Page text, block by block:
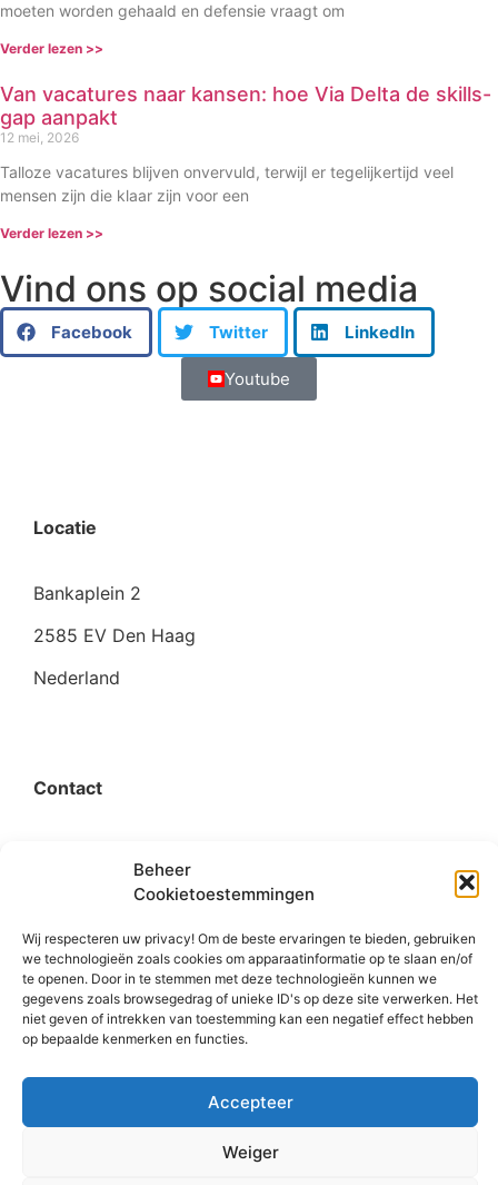
Beheer
Cookietoestemmingen
Wij respecteren uw privacy! Om de beste ervaringen te bieden, gebruiken
we technologieën zoals cookies om apparaatinformatie op te slaan en/of
te openen. Door in te stemmen met deze technologieën kunnen we
gegevens zoals browsegedrag of unieke ID's op deze site verwerken. Het
niet geven of intrekken van toestemming kan een negatief effect hebben
op bepaalde kenmerken en functies.
Accepteer
Weiger
moeten worden gehaald en defensie vraagt om
Verder lezen >>
Van vacatures naar kansen: hoe Via Delta de skills-
gap aanpakt
12 mei, 2026
Talloze vacatures blijven onvervuld, terwijl er tegelijkertijd veel
mensen zijn die klaar zijn voor een
Verder lezen >>
Vind ons op social media
Facebook Twitter LinkedIn
Youtube
Locatie
Bankaplein 2
2585 EV Den Haag
Nederland
Contact
+31 6 53124595
Social